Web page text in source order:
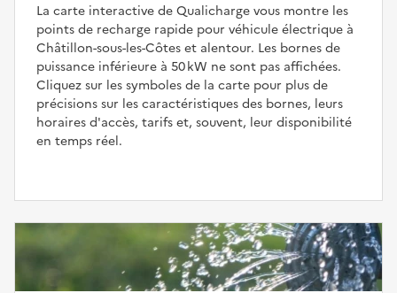
La carte interactive de Qualicharge vous montre les
points de recharge rapide pour véhicule électrique à
Châtillon-sous-les-Côtes et alentour. Les bornes de
puissance inférieure à 50 kW ne sont pas affichées.
Cliquez sur les symboles de la carte pour plus de
précisions sur les caractéristiques des bornes, leurs
horaires d'accès, tarifs et, souvent, leur disponibilité
en temps réel.